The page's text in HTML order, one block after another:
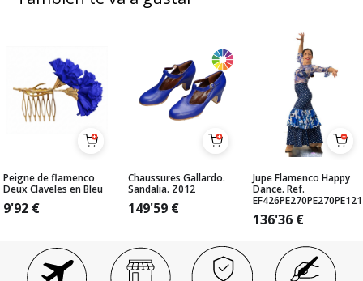
Peigne de flamenco
Deux Claveles en Bleu
9'92 €
Chaussures Gallardo.
Sandalia. Z012
149'59 €
Jupe Flamenco Happy
Dance. Ref.
EF426PE270PE270PE121
136'36 €